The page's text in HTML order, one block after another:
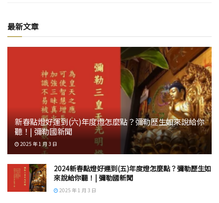
最新文章
新春點燈好運到(六)年度燈怎麼點？彌勒歷生如來說給你
聽！| 彌勒國新聞
2025 年 1 月 3 日
2024新春點燈好運到(五)年度燈怎麼點？彌勒歷生如
來說給你聽！| 彌勒國新聞
2025 年 1 月 3 日